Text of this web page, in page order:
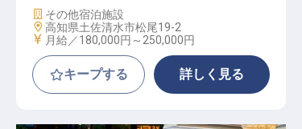
施設業態
その他宿泊施設
勤務地
高知県土佐清水市松尾19-2
給与
月給／180,000円～ 250,000円
キープする 詳しく見る